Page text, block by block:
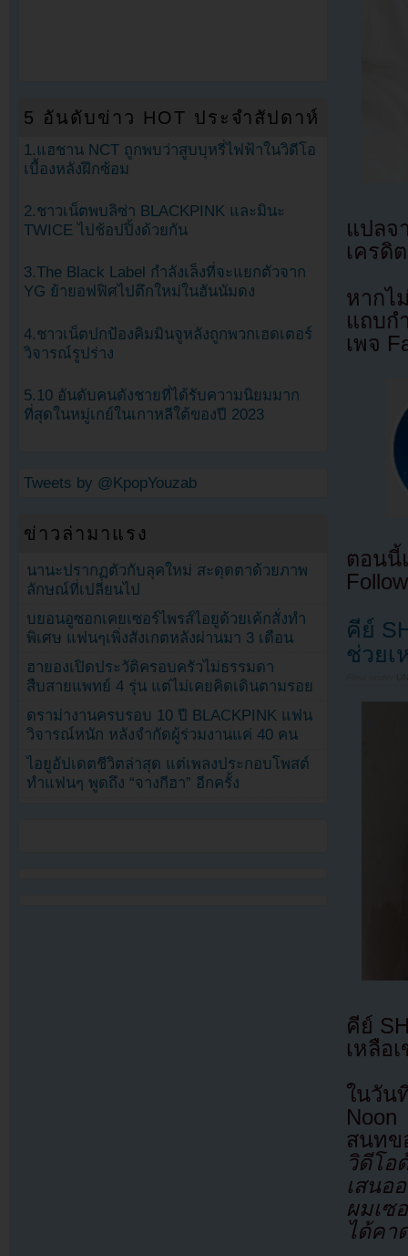
แปล
เครดิ
หากไ
แถบก
เพจ
ตอนนี้
คีย์
ช่วยเ
คีย์
เหลือ
ในวัน
สนท
วิดีโอ
เสนอ
ผมเซ
ได้คา
5 อันดับข่าว HOT ประจำสัปดาห์
1.แฮชาน NCT ถูกพบว่าสูบบุหรี่ไฟฟ้าในวิดีโอ
เบื้องหลังฝึกซ้อม
2.ชาวเน็ตพบลิซ่า BLACKPINK และมินะ
TWICE ไปช้อปปิ้งด้วยกัน
3.The Black Label กำลังเล็งที่จะแยกตัวจาก
YG ย้ายอฟฟิศไปตึกใหม่ในฮันนัมดง
4.ชาวเน็ตปกป้องคิมมินจูหลังถูกพวกเฮดเตอร์
วิจารณ์รูปร่าง
5.10 อันดับคนดังชายที่ได้รับความนิยมมาก
ที่สุดในหมู่เกย์ในเกาหลีใต้ของปี 2023
Tweets by @KpopYouzab
ข่าวล่ามาแรง
นานะปรากฏตัวกับลุคใหม่ สะดุดตาด้วยภาพ
ลักษณ์ที่เปลี่ยนไป
บยอนอูซอกเคยเซอร์ไพรส์ไอยูด้วยเค้กสั่งทำ
พิเศษ แฟนๆเพิ่งสังเกตหลังผ่านมา 3 เดือน
ฮายองเปิดประวัติครอบครัวไม่ธรรมดา
สืบสายแพทย์ 4 รุ่น แต่ไม่เคยคิดเดินตามรอย
ดราม่างานครบรอบ 10 ปี BLACKPINK แฟน
วิจารณ์หนัก หลังจำกัดผู้ร่วมงานแค่ 40 คน
ไอยูอัปเดตชีวิตล่าสุด แต่เพลงประกอบโพสต์
ทำแฟนๆ พูดถึง “จางกีฮา” อีกครั้ง